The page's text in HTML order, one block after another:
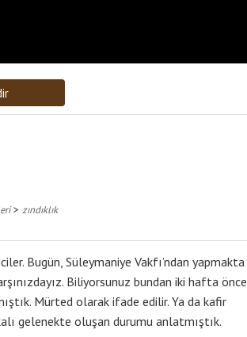
> zındıklık
Bugün, Süleymaniye Vakfı’ndan yapmakta
Biliyorsunuz bundan iki hafta önce
Mürted olarak ifade edilir. Ya da kafir
gelenekte oluşan durumu anlatmıştık.